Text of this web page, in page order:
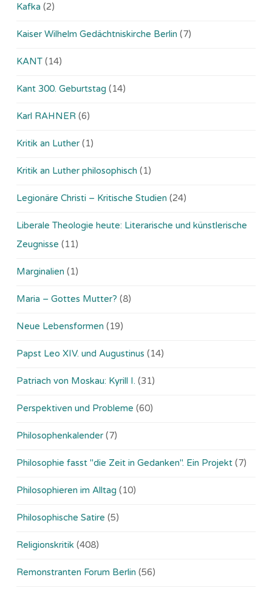
Kafka (2)
Kaiser Wilhelm Gedächtniskirche Berlin (7)
KANT (14)
Kant 300. Geburtstag (14)
Karl RAHNER (6)
Kritik an Luther (1)
Kritik an Luther philosophisch (1)
Legionäre Christi – Kritische Studien (24)
Liberale Theologie heute: Literarische und künstlerische
Zeugnisse (11)
Marginalien (1)
Maria – Gottes Mutter? (8)
Neue Lebensformen (19)
Papst Leo XIV. und Augustinus (14)
Patriach von Moskau: Kyrill I. (31)
Perspektiven und Probleme (60)
Philosophenkalender (7)
Philosophie fasst "die Zeit in Gedanken". Ein Projekt (7)
Philosophieren im Alltag (10)
Philosophische Satire (5)
Religionskritik (408)
Remonstranten Forum Berlin (56)